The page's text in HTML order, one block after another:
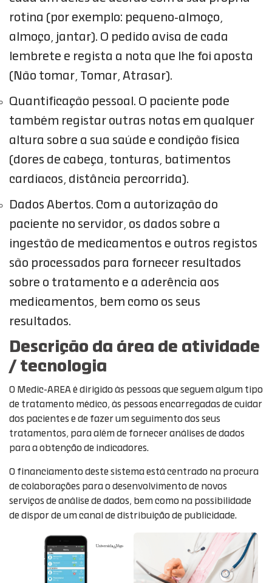
rotina (por exemplo: pequeno-almoço,
almoço, jantar). O pedido avisa de cada
lembrete e regista a nota que lhe foi aposta
(Não tomar, Tomar, Atrasar).
Quantificação pessoal. O paciente pode
também registar outras notas em qualquer
altura sobre a sua saúde e condição física
(dores de cabeça, tonturas, batimentos
cardíacos, distância percorrida).
Dados Abertos. Com a autorização do
paciente no servidor, os dados sobre a
ingestão de medicamentos e outros registos
são processados para fornecer resultados
sobre o tratamento e a aderência aos
medicamentos, bem como os seus
resultados.
Descrição da área de atividade
/ tecnologia
O Medic-AREA é dirigido às pessoas que seguem algum tipo
de tratamento médico, às pessoas encarregadas de cuidar
dos pacientes e de fazer um seguimento dos seus
tratamentos, para além de fornecer análises de dados
para a obtenção de indicadores.
O financiamento deste sistema está centrado na procura
de colaborações para o desenvolvimento de novos
serviços de análise de dados, bem como na possibilidade
de dispor de um canal de distribuição de publicidade.